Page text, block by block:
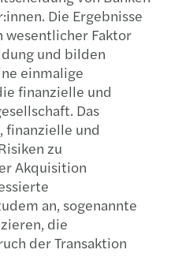
Die Ergebnisse
wesentlicher Faktor
und bilden
einmalige
finanzielle und
Das
finanzielle und
zu
Akquisition
an, sogenannte
die
der Transaktion